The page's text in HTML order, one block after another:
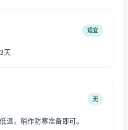
适宜
天
无
温，稍作防寒准备即可。